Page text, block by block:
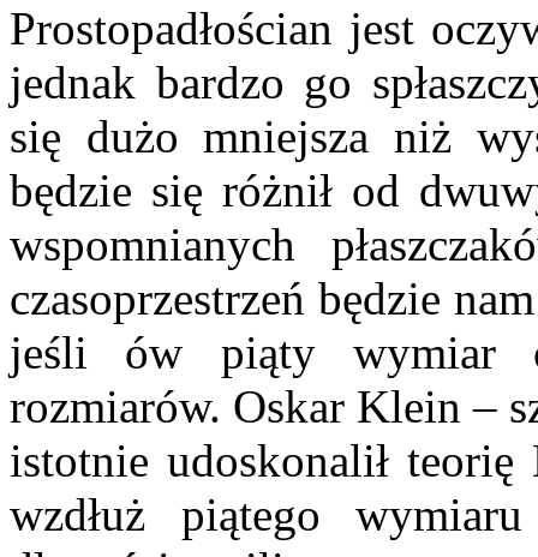
Prostopadłościan jest
jednak bardzo go
się dużo mniejsza niż
będzie się różnił od
wspomnianych
czasoprzestrzeń będzie
jeśli ów piąty wymiar
rozmiarów. Oskar Klein –
istotnie udoskonalił
wzdłuż piątego